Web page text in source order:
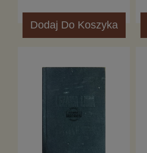
Dodaj Do Koszyka